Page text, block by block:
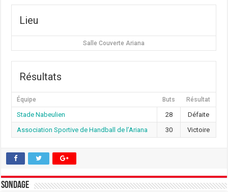
Lieu
Salle Couverte Ariana
Résultats
Équipe Buts Résultat
Stade Nabeulien 28
Défaite
Association Sportive de Handball de l’Ariana
30 Victoire
Sondage